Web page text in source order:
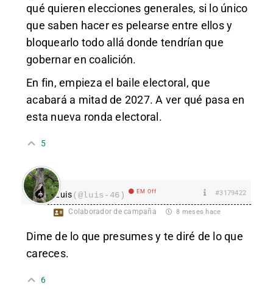
qué quieren elecciones generales, si lo único
que saben hacer es pelearse entre ellos y
bloquearlo todo allá donde tendrían que
gobernar en coalición.
En fin, empieza el baile electoral, que
acabará a mitad de 2027. A ver qué pasa en
esta nueva ronda electoral.
5
Luis(@luis-46) EM Off #3179422
Colaborador de campaña 8 meses hace
Dime de lo que presumes y te diré de lo que
careces.
6